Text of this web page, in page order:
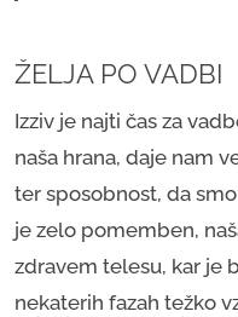
ŽELJA PO VADBI
Izziv je najti čas za
naša hrana, daje nam
ter sposobnost, da
je zelo pomemben,
zdravem telesu, kar je
nekaterih fazah težko